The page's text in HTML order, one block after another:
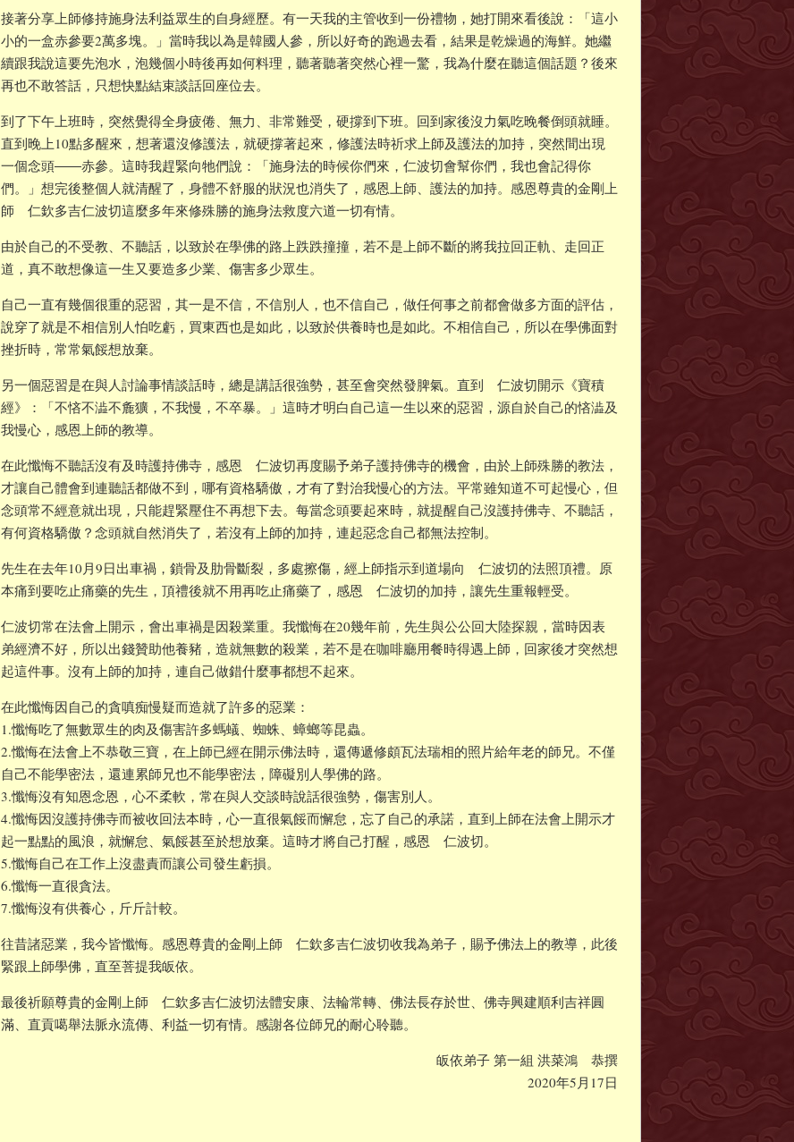
接著分享上師修持施身法利益眾生的自身經歷。有一天我的主管收到一份禮物，她打開來看後說：「這小
小的一盒赤參要2萬多塊。」當時我以為是韓國人參，所以好奇的跑過去看，結果是乾燥過的海鮮。她繼
續跟我說這要先泡水，泡幾個小時後再如何料理，聽著聽著突然心裡一驚，我為什麼在聽這個話題？後來
再也不敢答話，只想快點結束談話回座位去。
到了下午上班時，突然覺得全身疲倦、無力、非常難受，硬撐到下班。回到家後沒力氣吃晚餐倒頭就睡。
直到晚上10點多醒來，想著還沒修護法，就硬撐著起來，修護法時祈求上師及護法的加持，突然間出現
一個念頭――赤參。這時我趕緊向牠們說：「施身法的時候你們來，仁波切會幫你們，我也會記得你
們。」想完後整個人就清醒了，身體不舒服的狀況也消失了，感恩上師、護法的加持。感恩尊貴的金剛上
師 仁欽多吉仁波切這麼多年來修殊勝的施身法救度六道一切有情。
由於自己的不受教、不聽話，以致於在學佛的路上跌跌撞撞，若不是上師不斷的將我拉回正軌、走回正
道，真不敢想像這一生又要造多少業、傷害多少眾生。
自己一直有幾個很重的惡習，其一是不信，不信別人，也不信自己，做任何事之前都會做多方面的評估，
說穿了就是不相信別人怕吃虧，買東西也是如此，以致於供養時也是如此。不相信自己，所以在學佛面對
挫折時，常常氣餒想放棄。
另一個惡習是在與人討論事情談話時，總是講話很強勢，甚至會突然發脾氣。直到 仁波切開示《寶積
經》：「不悋不澁不麁獷，不我慢，不卒暴。」這時才明白自己這一生以來的惡習，源自於自己的悋澁及
我慢心，感恩上師的教導。
在此懺悔不聽話沒有及時護持佛寺，感恩 仁波切再度賜予弟子護持佛寺的機會，由於上師殊勝的教法，
才讓自己體會到連聽話都做不到，哪有資格驕傲，才有了對治我慢心的方法。平常雖知道不可起慢心，但
念頭常不經意就出現，只能趕緊壓住不再想下去。每當念頭要起來時，就提醒自己沒護持佛寺、不聽話，
有何資格驕傲？念頭就自然消失了，若沒有上師的加持，連起惡念自己都無法控制。
先生在去年10月9日出車禍，鎖骨及肋骨斷裂，多處擦傷，經上師指示到道場向 仁波切的法照頂禮。原
本痛到要吃止痛藥的先生，頂禮後就不用再吃止痛藥了，感恩 仁波切的加持，讓先生重報輕受。
仁波切常在法會上開示，會出車禍是因殺業重。我懺悔在20幾年前，先生與公公回大陸探親，當時因表
弟經濟不好，所以出錢贊助他養豬，造就無數的殺業，若不是在咖啡廳用餐時得遇上師，回家後才突然想
起這件事。沒有上師的加持，連自己做錯什麼事都想不起來。
在此懺悔因自己的貪嗔痴慢疑而造就了許多的惡業：
1.懺悔吃了無數眾生的肉及傷害許多螞蟻、蜘蛛、蟑螂等昆蟲。
2.懺悔在法會上不恭敬三寶，在上師已經在開示佛法時，還傳遞修頗瓦法瑞相的照片給年老的師兄。不僅
自己不能學密法，還連累師兄也不能學密法，障礙別人學佛的路。
3.懺悔沒有知恩念恩，心不柔軟，常在與人交談時說話很強勢，傷害別人。
4.懺悔因沒護持佛寺而被收回法本時，心一直很氣餒而懈怠，忘了自己的承諾，直到上師在法會上開示才
起一點點的風浪，就懈怠、氣餒甚至於想放棄。這時才將自己打醒，感恩 仁波切。
5.懺悔自己在工作上沒盡責而讓公司發生虧損。
6.懺悔一直很貪法。
7.懺悔沒有供養心，斤斤計較。
往昔諸惡業，我今皆懺悔。感恩尊貴的金剛上師 仁欽多吉仁波切收我為弟子，賜予佛法上的教導，此後
緊跟上師學佛，直至菩提我皈依。
最後祈願尊貴的金剛上師 仁欽多吉仁波切法體安康、法輪常轉、佛法長存於世、佛寺興建順利吉祥圓
滿、直貢噶舉法脈永流傳、利益一切有情。感謝各位師兄的耐心聆聽。
皈依弟子 第一組 洪菜鴻 恭撰
2020年5月17日